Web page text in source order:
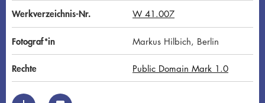
Werkverzeichnis-Nr. W 41.007
Fotograf*in Markus Hilbich, Berlin
Rechte Public Domain Mark 1.0